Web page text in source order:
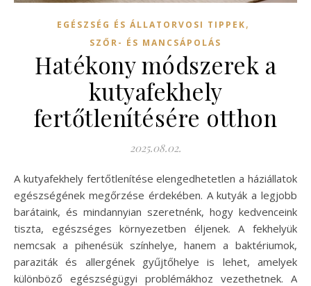
EGÉSZSÉG ÉS ÁLLATORVOSI TIPPEK,
SZŐR- ÉS MANCSÁPOLÁS
Hatékony módszerek a
kutyafekhely
fertőtlenítésére otthon
2025.08.02.
A kutyafekhely fertőtlenítése elengedhetetlen a háziállatok
egészségének megőrzése érdekében. A kutyák a legjobb
barátaink, és mindannyian szeretnénk, hogy kedvenceink
tiszta, egészséges környezetben éljenek. A fekhelyük
nemcsak a pihenésük színhelye, hanem a baktériumok,
paraziták és allergének gyűjtőhelye is lehet, amelyek
különböző egészségügyi problémákhoz vezethetnek. A